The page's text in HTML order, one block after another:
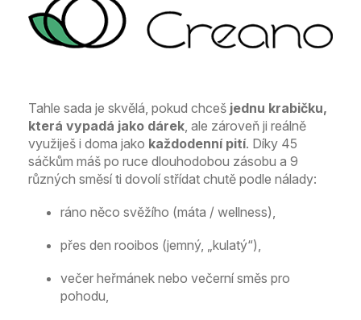
Tahle sada je skvělá, pokud chceš jednu krabičku,
která vypadá jako dárek, ale zároveň ji reálně
využiješ i doma jako každodenní pití. Díky 45
sáčkům máš po ruce dlouhodobou zásobu a 9
různých směsí ti dovolí střídat chutě podle nálady:
ráno něco svěžího (máta / wellness),
přes den rooibos (jemný, „kulatý“),
večer heřmánek nebo večerní směs pro
pohodu,